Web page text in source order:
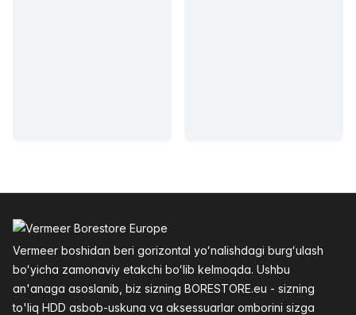
Vermeer boshidan beri gorizontal yoʻnalishdagi burgʻulash
boʻyicha zamonaviy etakchi boʻlib kelmoqda. Ushbu
an'anaga asoslanib, biz sizning BORESTORE.eu - sizning
to'liq HDD asbob-uskuna va aksessuarlar omborini sizga